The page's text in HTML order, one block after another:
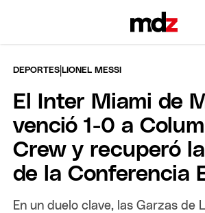
DEPORTES |LIONEL MESSI
El Inter Miami de
venció 1-0 a
Crew y recuperó
de la Conferencia
En un duelo clave, las Garzas de